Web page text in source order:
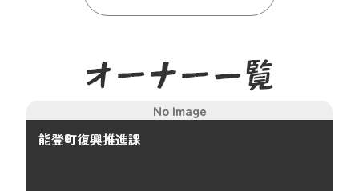
No Image
能登町復興推進課